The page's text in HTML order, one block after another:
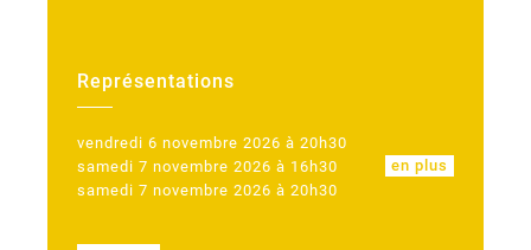
Représentations
vendredi 6 novembre 2026 à 20h30
samedi 7 novembre 2026 à 16h30
en plus
samedi 7 novembre 2026 à 20h30